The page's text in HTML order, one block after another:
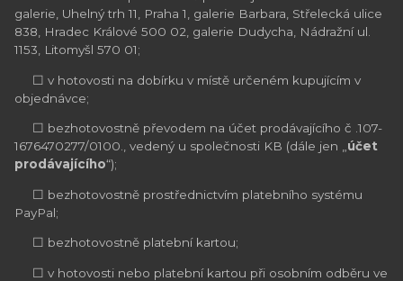
galerie, Uhelný trh 11, Praha 1, galerie Barbara, Střelecká ulice
838, Hradec Králové 500 02, galerie Dudycha, Nádražní ul.
1153, Litomyšl 570 01;
☐ v hotovosti na dobírku v místě určeném kupujícím v
objednávce;
☐ bezhotovostně převodem na účet prodávajícího č .107-
1676470277/0100., vedený u společnosti KB (dále jen „účet
prodávajícího“);
☐ bezhotovostně prostřednictvím platebního systému
PayPal;
☐ bezhotovostně platební kartou;
☐ v hotovosti nebo platební kartou při osobním odběru ve